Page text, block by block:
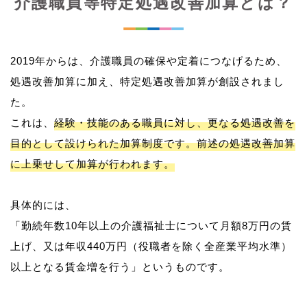
2019年からは、介護職員の確保や定着につなげるため、
処遇改善加算に加え、特定処遇改善加算が創設されまし
た。
これは、 経験・技能のある職員に対し、更なる処遇改善を
目的として設けられた加算制度です。前述の処遇改善加算
に上乗せして加算が行われます。
具体的には、
「勤続年数10年以上の介護福祉士について月額8万円の賃
上げ、又は年収440万円（役職者を除く全産業平均水準）